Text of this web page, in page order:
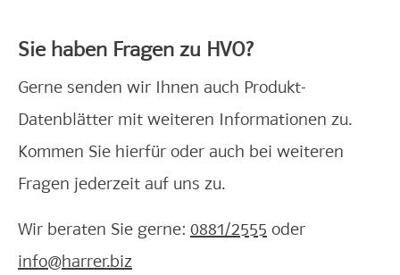
Sie haben Fragen zu HVO?
Gerne senden wir Ihnen auch Produkt-
Datenblätter mit weiteren Informationen zu.
Kommen Sie hierfür oder auch bei weiteren
Fragen jederzeit auf uns zu.
Wir beraten Sie gerne: 0881/2555 oder
info@harrer.biz